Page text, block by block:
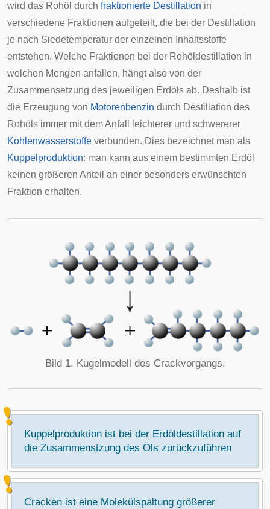
wird das Rohöl durch fraktionierte Destillation in
verschiedene Fraktionen aufgeteilt, die bei der Destillation
je nach Siedetemperatur der einzelnen Inhaltsstoffe
entstehen. Welche Fraktionen bei der Rohöldestillation in
welchen Mengen anfallen, hängt also von der
Zusammensetzung des jeweiligen Erdöls ab. Deshalb ist
die Erzeugung von Motorenbenzin durch Destillation des
Rohöls immer mit dem Anfall leichterer und schwererer
Kohlenwasserstoffe verbunden. Dies bezeichnet man als
Kuppelproduktion: man kann aus einem bestimmten Erdöl
keinen größeren Anteil an einer besonders erwünschten
Fraktion erhalten.
Bild 1. Kugelmodell des Crackvorgangs.
Kuppelproduktion ist bei der Erdöldestillation auf
die Zusammenstzung des Öls zurückzuführen
Cracken ist eine Molekülspaltung größerer